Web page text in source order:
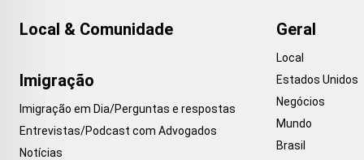
Local & Comunidade
Imigração
Imigração em Dia/Perguntas e respostas
Entrevistas/Podcast com Advogados
Notícias
Geral
Local
Estados Unidos
Negócios
Mundo
Brasil